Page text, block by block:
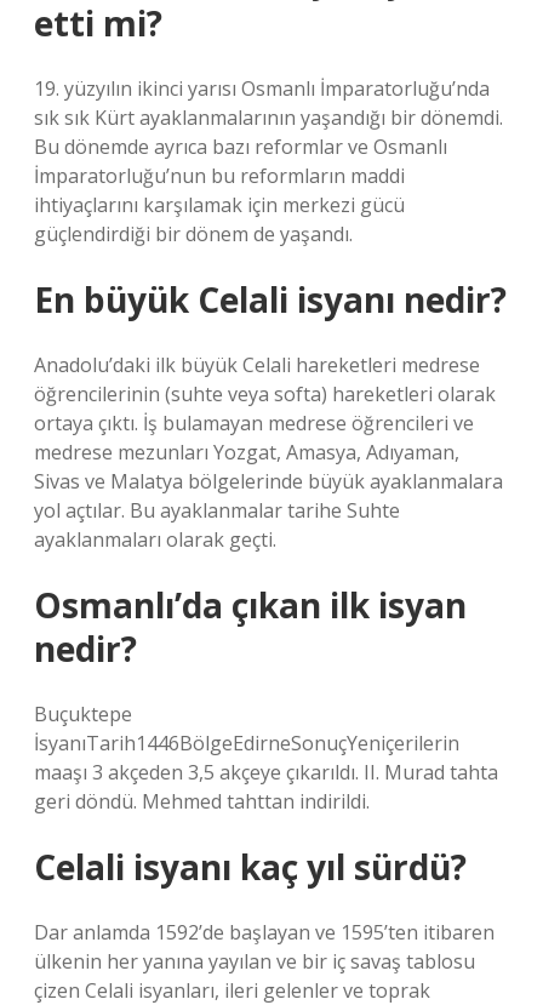
etti mi?
19. yüzyılın ikinci yarısı Osmanlı İmparatorluğu’nda
sık sık Kürt ayaklanmalarının yaşandığı bir dönemdi.
Bu dönemde ayrıca bazı reformlar ve Osmanlı
İmparatorluğu’nun bu reformların maddi
ihtiyaçlarını karşılamak için merkezi gücü
güçlendirdiği bir dönem de yaşandı.
En büyük Celali isyanı nedir?
Anadolu’daki ilk büyük Celali hareketleri medrese
öğrencilerinin (suhte veya softa) hareketleri olarak
ortaya çıktı. İş bulamayan medrese öğrencileri ve
medrese mezunları Yozgat, Amasya, Adıyaman,
Sivas ve Malatya bölgelerinde büyük ayaklanmalara
yol açtılar. Bu ayaklanmalar tarihe Suhte
ayaklanmaları olarak geçti.
Osmanlı’da çıkan ilk isyan
nedir?
Buçuktepe
İsyanıTarih1446BölgeEdirneSonuçYeniçerilerin
maaşı 3 akçeden 3,5 akçeye çıkarıldı. II. Murad tahta
geri döndü. Mehmed tahttan indirildi.
Celali isyanı kaç yıl sürdü?
Dar anlamda 1592’de başlayan ve 1595’ten itibaren
ülkenin her yanına yayılan ve bir iç savaş tablosu
çizen Celali isyanları, ileri gelenler ve toprak